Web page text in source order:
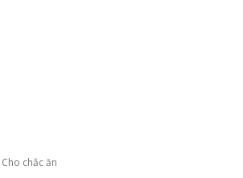
Cho chắc ăn